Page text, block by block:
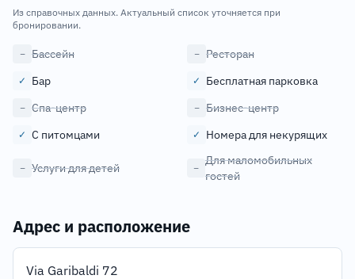
Из справочных данных. Актуальный список уточняется при
бронировании.
− Бассейн − Ресторан
✓ Бар ✓ Бесплатная парковка
− Спа-центр − Бизнес-центр
✓ С питомцами ✓ Номера для некурящих
− Услуги для детей −
Для маломобильных
гостей
Адрес и расположение
Via Garibaldi 72